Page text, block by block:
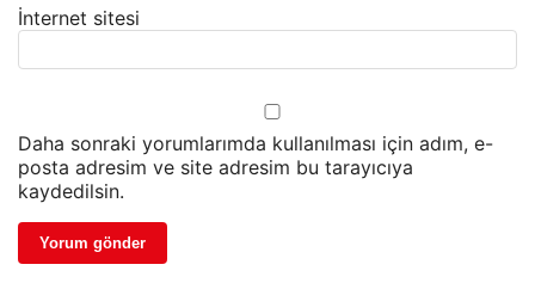
İnternet sitesi
Daha sonraki yorumlarımda kullanılması için adım, e-
posta adresim ve site adresim bu tarayıcıya
kaydedilsin.